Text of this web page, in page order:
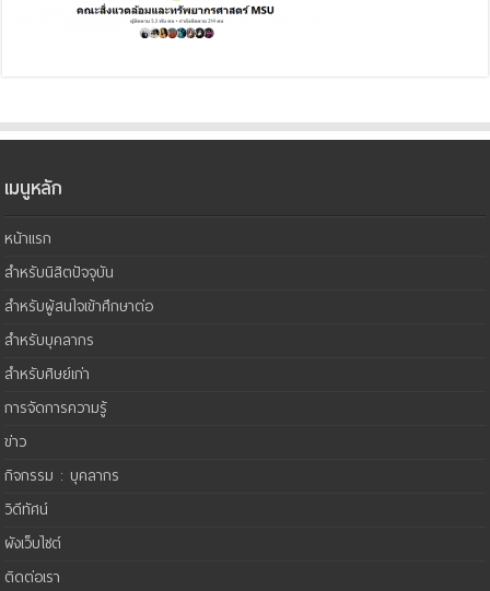
เมนูหลัก
หน้าแรก
สำหรับนิสิตปัจจุบัน
สำหรับผู้สนใจเข้าศึกษาต่อ
สำหรับบุคลากร
สำหรับศิษย์เก่า
การจัดการความรู้
ข่าว
กิจกรรม : บุคลากร
วิดีทัศน์
ผังเว็บไซต์
ติดต่อเรา